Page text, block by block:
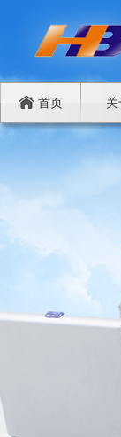
首页
谁将成为中国商